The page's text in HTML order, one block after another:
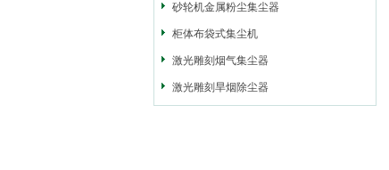
砂轮机金属粉尘集尘器
柜体布袋式集尘机
激光雕刻烟气集尘器
激光雕刻旱烟除尘器